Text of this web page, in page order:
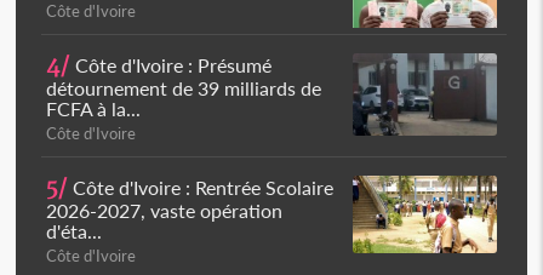
Côte d'Ivoire
4/ Côte d'Ivoire : Présumé
détournement de 39 milliards de
FCFA à la...
Côte d'Ivoire
5/ Côte d'Ivoire : Rentrée Scolaire
2026-2027, vaste opération
d'éta...
Côte d'Ivoire